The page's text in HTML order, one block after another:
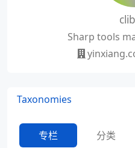
Sharp tools
Taxonomies
专栏 分类